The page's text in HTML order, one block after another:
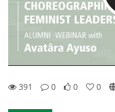
391
0
0
0